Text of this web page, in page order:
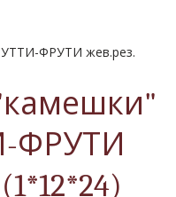
ФРУТИ жев.рез.
"камешки"
ФРУТИ